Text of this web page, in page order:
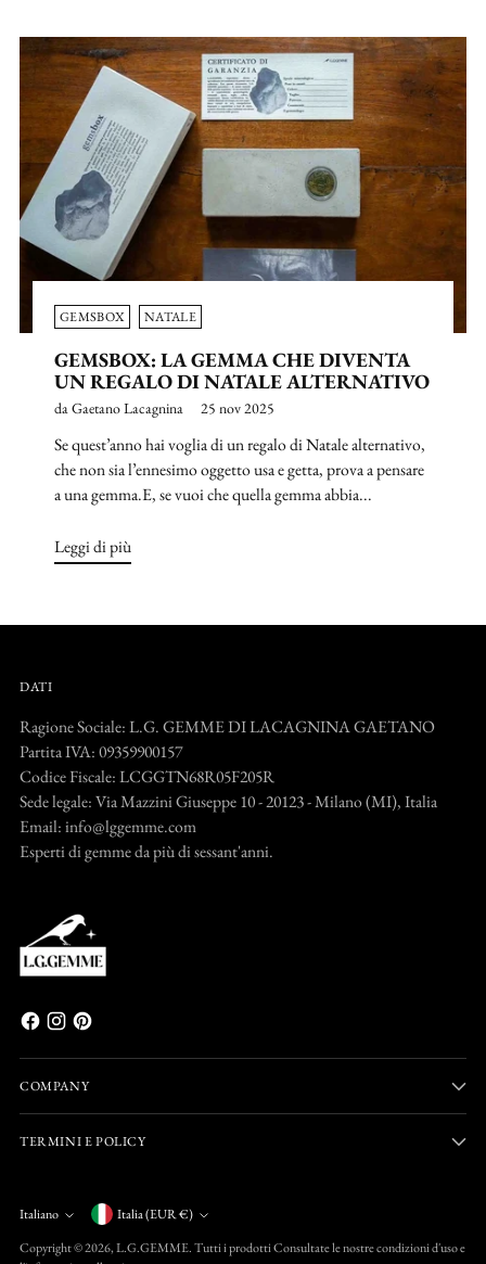
GEMSBOX NATALE
GEMSBOX: LA GEMMA CHE DIVENTA
UN REGALO DI NATALE ALTERNATIVO
da Gaetano Lacagnina 25 nov 2025
Se quest’anno hai voglia di un regalo di Natale alternativo,
che non sia l’ennesimo oggetto usa e getta, prova a pensare
a una gemma.E, se vuoi che quella gemma abbia...
Leggi di più
DATI
Ragione Sociale: L.G. GEMME DI LACAGNINA GAETANO
Partita IVA: 09359900157
Codice Fiscale: LCGGTN68R05F205R
Sede legale: Via Mazzini Giuseppe 10 - 20123 - Milano (MI), Italia
Email: info@lggemme.com
Esperti di gemme da più di sessant'anni.
COMPANY
TERMINI E POLICY
Lingua
Italiano Valuta
Italia (EUR €)
Copyright © 2026,L.G.GEMME. Tutti i prodotti Consultate le nostre condizioni d'uso e